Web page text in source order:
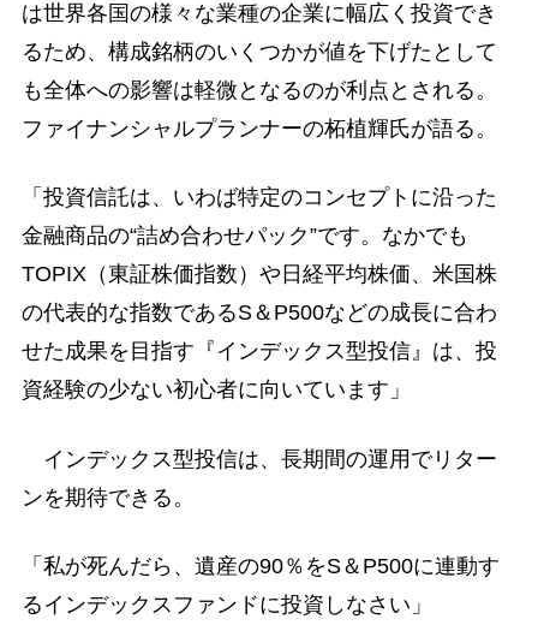
は世界各国の様々な業種の企業に幅広く投資でき
るため、構成銘柄のいくつかが値を下げたとして
も全体への影響は軽微となるのが利点とされる。
ファイナンシャルプランナーの柘植輝氏が語る。
「投資信託は、いわば特定のコンセプトに沿った
金融商品の“詰め合わせパック”です。なかでも
TOPIX（東証株価指数）や日経平均株価、米国株
の代表的な指数であるS＆P500などの成長に合わ
せた成果を目指す『インデックス型投信』は、投
資経験の少ない初心者に向いています」
インデックス型投信は、長期間の運用でリター
ンを期待できる。
「私が死んだら、遺産の90％をS＆P500に連動す
るインデックスファンドに投資しなさい」